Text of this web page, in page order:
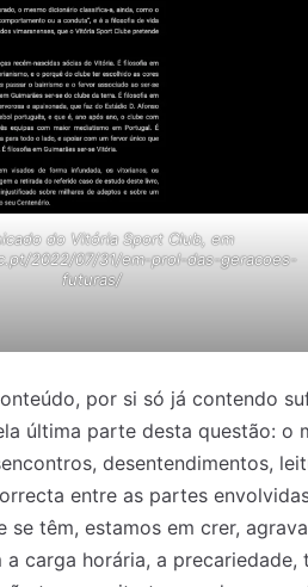
do Vitória Sport Club, em
2022/07/31/em-prol-das-geracoes-
futuras/
por si só já contendo
última parte desta questão: o
desentendimentos,
entre as partes
se têm, estamos em crer,
carga horária, a